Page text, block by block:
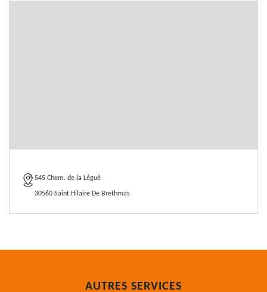
545 Chem. de la Légué
30560 Saint Hilaire De Brethmas
AUTRES SERVICES